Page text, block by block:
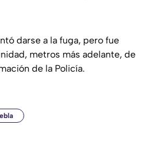
darse a la fuga, pero fue
metros más adelante, de
de la Policía.